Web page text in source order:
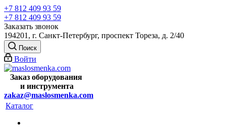
+7 812 409 93 59
+7 812 409 93 59
Заказать звонок
194201, г. Санкт-Петербург, проспект Тореза, д. 2/40
Поиск
Войти
Заказ оборудования
и инструмента
zakaz@maslosmenka.com
Каталог